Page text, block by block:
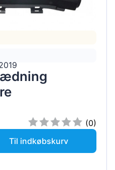
(0)
Til indkøbskurv